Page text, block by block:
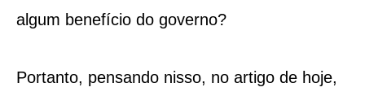
algum benefício do governo?
Portanto, pensando nisso, no artigo de hoje,